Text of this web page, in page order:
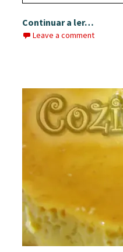
Continuar a ler…
Leave a comment